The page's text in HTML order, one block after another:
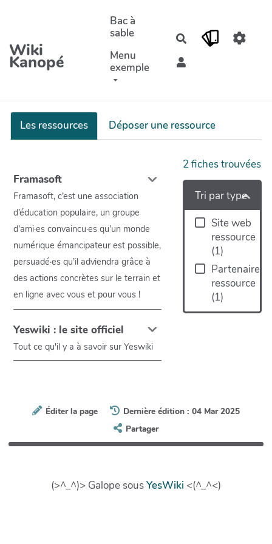
Aller au contenu principal
Wiki
Kanopé
Bac à
sable
Menu
exemple
Rechercher
Les ressources Déposer une ressource
2fiches trouvées
Tri par type
Site web
ressource
(1)
Partenaire
ressource
(1)
Framasoft
Framasoft, c’est une association
d’éducation populaire, un groupe
d’ami·es convaincu·es qu’un monde
numérique émancipateur est possible,
persuadé·es qu’il adviendra grâce à
des actions concrètes sur le terrain et
en ligne avec vous et pour vous !
Yeswiki : le site officiel
Tout ce qu'il y a à savoir sur Yeswiki
Éditer la page
Dernière édition : 04 Mar 2025
Partager
(>^_^)> Galope sousYesWiki <(^_^<)